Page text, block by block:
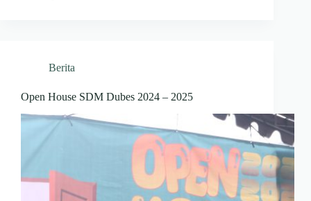
Berita
Open House SDM Dubes 2024 – 2025